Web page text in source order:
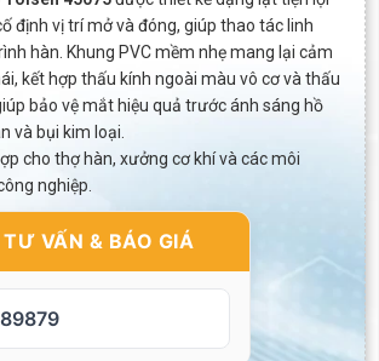
định vị trí mở và đóng, giúp thao tác linh
hàn. Khung PVC mềm nhẹ mang lại cảm
kết hợp thấu kính ngoài màu vô cơ và thấu
bảo vệ mắt hiệu quả trước ánh sáng hồ
và bụi kim loại.
cho thợ hàn, xưởng cơ khí và các môi
nghiệp.
TƯ VẤN & BÁO GIÁ